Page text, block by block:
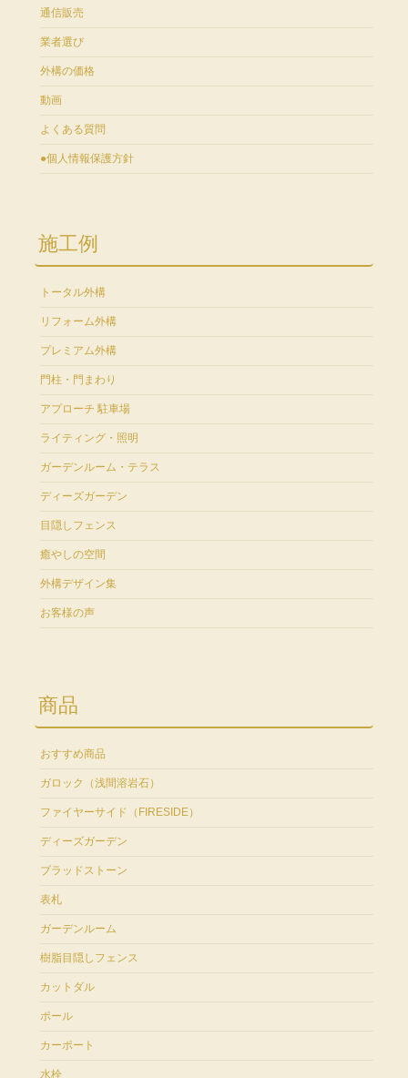
通信販売
業者選び
外構の価格
動画
よくある質問
●個人情報保護方針
施工例
トータル外構
リフォーム外構
プレミアム外構
門柱・門まわり
アプローチ 駐車場
ライティング・照明
ガーデンルーム・テラス
ディーズガーデン
目隠しフェンス
癒やしの空間
外構デザイン集
お客様の声
商品
おすすめ商品
ガロック（浅間溶岩石）
ファイヤーサイド（FIRESIDE）
ディーズガーデン
ブラッドストーン
表札
ガーデンルーム
樹脂目隠しフェンス
カットダル
ポール
カーポート
水栓